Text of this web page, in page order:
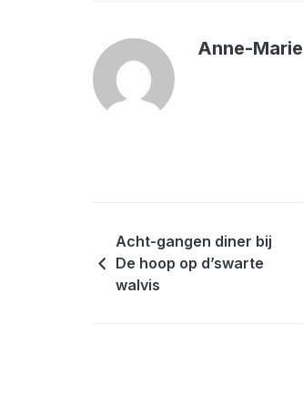
Anne-Marie
Acht-gangen diner bij
De hoop op d’swarte
walvis